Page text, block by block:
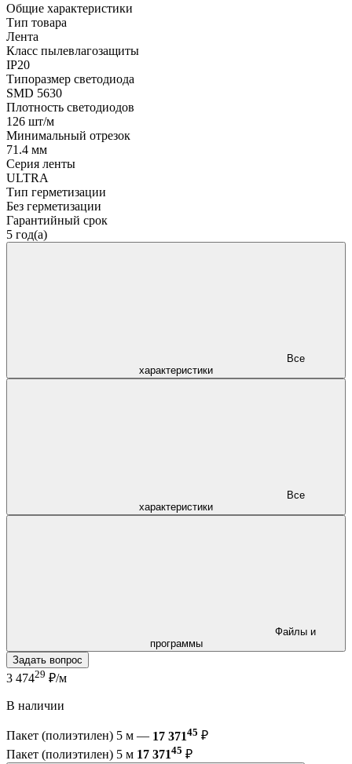
Общие характеристики
Тип товара
Лента
Класс пылевлагозащиты
IP20
Типоразмер светодиода
SMD 5630
Плотность светодиодов
126 шт/м
Минимальный отрезок
71.4 мм
Серия ленты
ULTRA
Тип герметизации
Без герметизации
Гарантийный срок
5 год(а)
характеристики
характеристики
программы
Задать вопрос
3 47429 ₽/м
В наличии
Пакет (полиэтилен) 5 м — 17 37145 ₽
Пакет (полиэтилен) 5 м 17 37145 ₽